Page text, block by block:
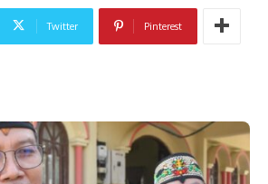
Twitter Pinterest